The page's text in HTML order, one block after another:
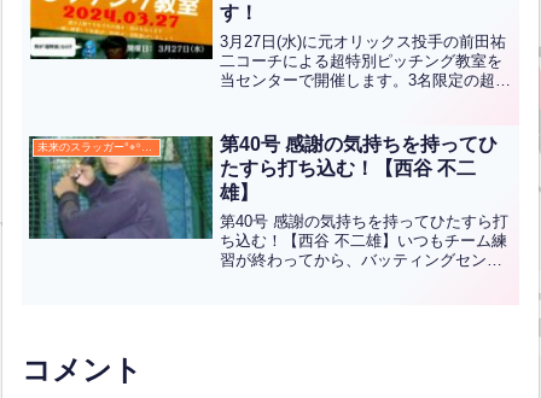
す！
3月27日(水)に元オリックス投手の前田祐
二コーチによる超特別ピッチング教室を
当センターで開催します。3名限定の超少
ポスターをご覧ください！お申込みはポ
スター内のQRコ...全文はクリック
第40号 感謝の気持ちを持ってひ
たすら打ち込む！【西谷 不二
雄】
第40号 感謝の気持ちを持ってひたすら打
ち込む！【西谷 不二雄】いつもチーム練
習が終わってから、バッティングセンタ
コメント